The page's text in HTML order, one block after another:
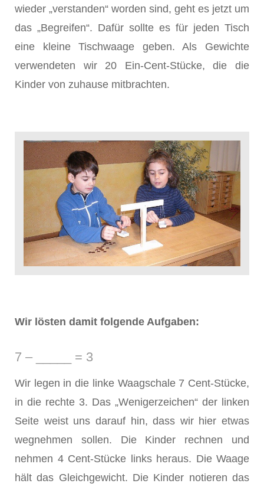
wieder „verstanden“ worden sind, geht es jetzt um
das „Begreifen“. Dafür sollte es für jeden Tisch
eine kleine Tischwaage geben. Als Gewichte
verwendeten wir 20 Ein-Cent-Stücke, die die
Kinder von zuhause mitbrachten.
Wir lösten damit folgende Aufgaben:
7 – _____ = 3
Wir legen in die linke Waagschale 7 Cent-Stücke,
in die rechte 3. Das „Wenigerzeichen“ der linken
Seite weist uns darauf hin, dass wir hier etwas
wegnehmen sollen. Die Kinder rechnen und
nehmen 4 Cent-Stücke links heraus. Die Waage
hält das Gleichgewicht. Die Kinder notieren das